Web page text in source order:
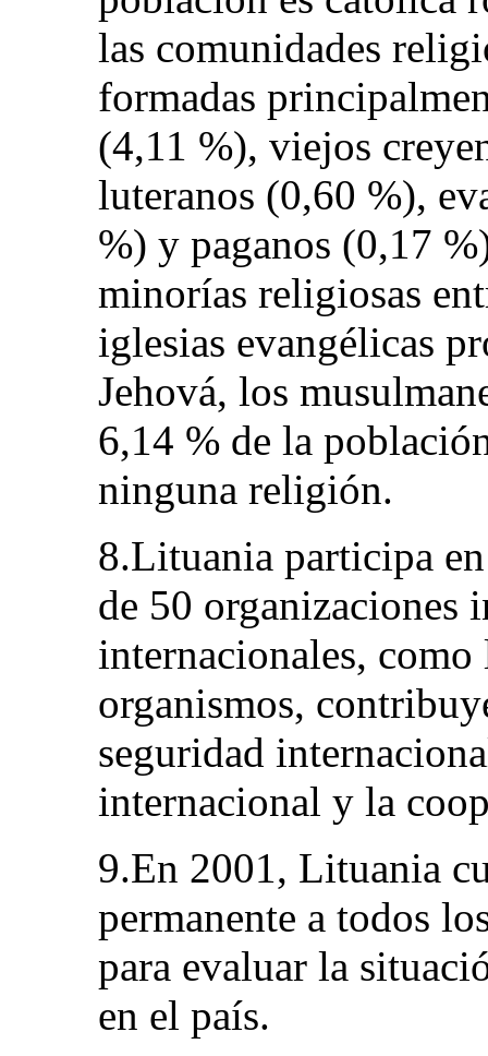
las comunidades
formadas
(4,11 %), viejos
luteranos (0,60 %),
%) y paganos (0,17
minorías religiosas
iglesias evangélicas
Jehová, los
6,14 % de la
ninguna religión.
8.Lituania participa
de 50 organizaciones
internacionales,
organismos,
seguridad
internacional y la
9.En 2001, Lituania
permanente a todos
para evaluar la
en el país.